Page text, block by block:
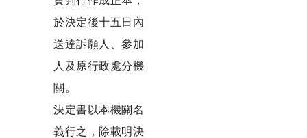
於決定後十五日內
送達訴願人、參加
人及原行政處分機
關。
決定書以本機關名
義行之，除載明決